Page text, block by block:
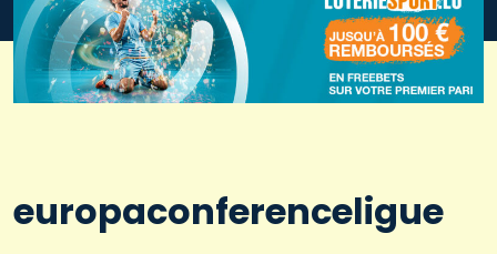
europaconferenceligue